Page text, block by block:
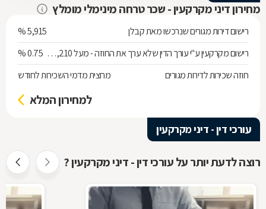
מחירון דיני מקרקעין - שכר טרחה מינימלי מומלץ
רישום דירות מגורים שנרכשו מאת קבלן
5,915 %
רישום מקרקעין ע"י עורך הדין שלא ערך את החוזה - מעל 538,210 ש"ח 0.75 %
חוזה שכירות לדירות מגורים
מחצית מדמי השכירות לחודש
למחירון המלא
עורכי דין - דיני מקרקעין
רוצה לדעת יותר על עורכי דין - דיני מקרקעין ?